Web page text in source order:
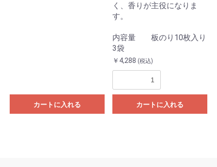
カートに入れる
く、香りが主役になりま
す。
内容量 板のり10枚入り
3袋
￥4,288 (税込)
カートに入れる